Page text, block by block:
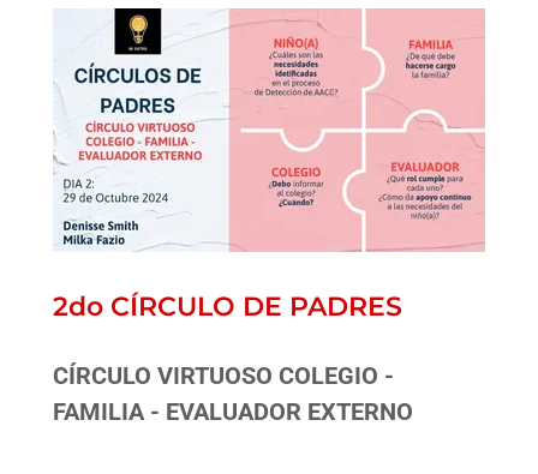
2do CÍRCULO DE PADRES
CÍRCULO VIRTUOSO COLEGIO -
FAMILIA - EVALUADOR EXTERNO